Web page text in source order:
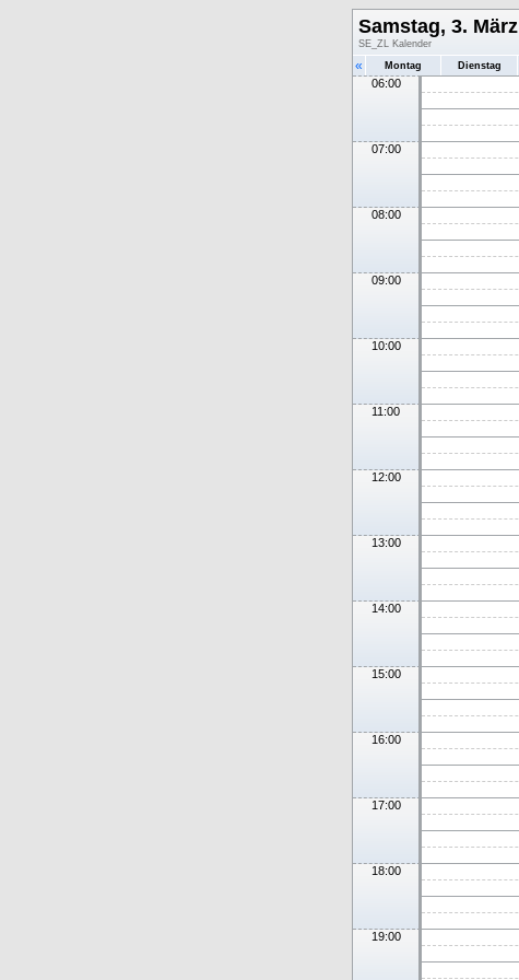
Samstag, 3. März
SE_ZL Kalender
« Montag Dienstag
06:00
07:00
08:00
09:00
10:00
11:00
12:00
13:00
14:00
15:00
16:00
17:00
18:00
19:00